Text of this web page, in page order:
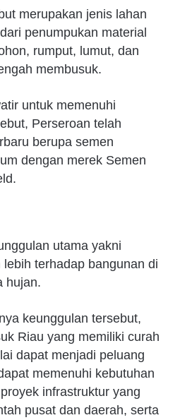
merupakan jenis lahan
penumpukan material
rumput, lumut, dan
membusuk.
untuk memenuhi
Perseroan telah
berupa semen
dengan merek Semen
utama yakni
terhadap bangunan di
hujan.
keunggulan tersebut,
Riau yang memiliki curah
dapat menjadi peluang
memenuhi kebutuhan
infrastruktur yang
pusat dan daerah, serta